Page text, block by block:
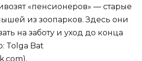
«пенсионеров» — старые
из зоопарков. Здесь они
на заботу и уход до конца
Tolga Bat